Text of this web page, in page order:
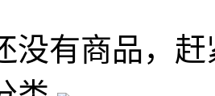
没有商品，